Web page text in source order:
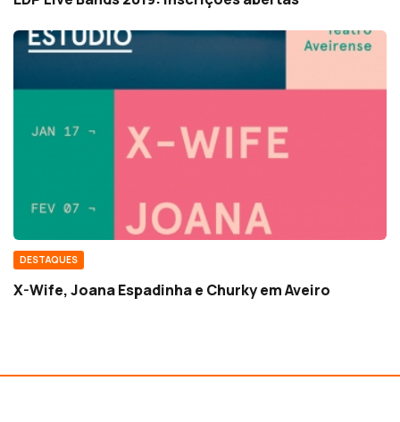
DESTAQUES
X-Wife, Joana Espadinha e Churky em Aveiro